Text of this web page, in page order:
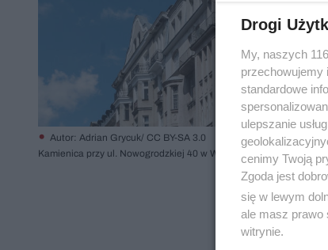
Autor: Adrian Grycuk/ CC BY-SA 3.0
Kamienica przy ul. Nowogrodzkiej 40 w Warszawie, widok
Drogi
My, naszych
przechowujemy
standardowe
ulepszanie
cenimy Twoją
Zgoda jest
się w lewym
ale masz prawo
witrynie.